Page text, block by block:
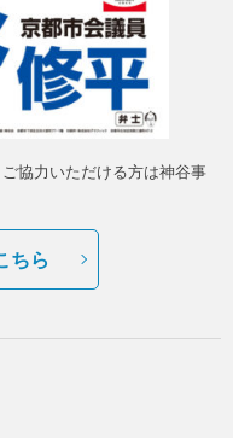
協力いただける方は神谷事
ちら